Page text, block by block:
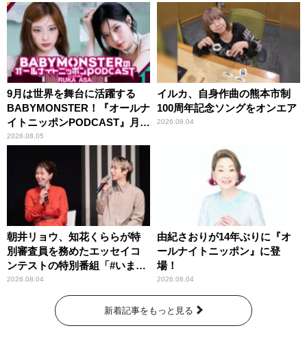
9月は世界を舞台に活躍する
BABYMONSTER！『オールナ
イトニッポンPODCAST』月替
わりパーソナリティ
2026.08.05
イルカ、自身作曲の熊本市制
100周年記念ソングをオンエア
2026.08.04
朝井リョウ、知花くららが特
別審査員を務めたエッセイコ
ンテストの特別番組「#いまあ
なたに伝えたいこと」
2026.08.04
由紀さおりが14年ぶりに『オ
ールナイトニッポン』に登
場！
2026.08.04
新着記事をもっと見る